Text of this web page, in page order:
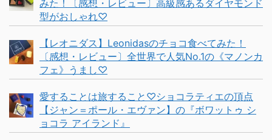
みた！〔感想・レビュー〕高級感あるダイヤモンド
型がおしゃれ♡
【レオニダス】Leonidasのチョコ食べてみた！
〔感想・レビュー〕全世界で人気No.1の《マノンカ
フェ》うまし♡
愛することは旅すること♡ショコラティエの頂点
【ジャン＝ポール・エヴァン】の『ボワットゥ シ
ョコラ アイランド』